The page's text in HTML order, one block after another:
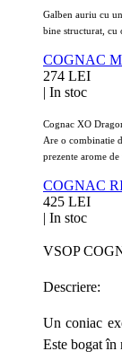
Galben auriu cu
bine structurat, cu
COGNAC
274 LEI
| In stoc
Cognac XO
Are o combinatie
prezente arome
COGNAC
425 LEI
| In stoc
VSOP
Descriere:
Un coniac
Este bogat